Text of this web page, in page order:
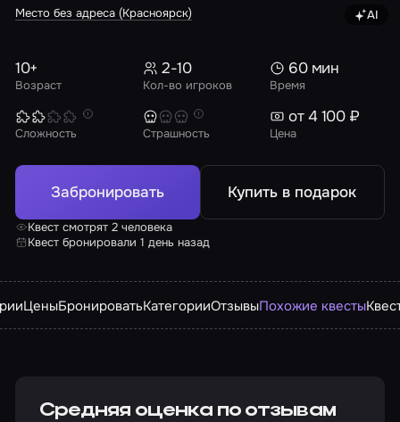
Место без адреса (Красноярск) AI
Возраст
10+
Кол-во игроков
2-10
Время
60 мин
Сложность Страшность Цена
от 4 100 ₽
Забронировать Купить в подарок
Квест смотрят 2 человека
Квест бронировали 1 день назад
ЦеныБронироватьКатегорииОтзывыПохожие квесты
Средняя оценка по отзывам